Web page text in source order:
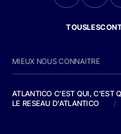
MIEUX NOUS CONNAITRE
ATLANTICO C'EST QUI, C'EST
LE RESEAU D'ATLANTICO
/